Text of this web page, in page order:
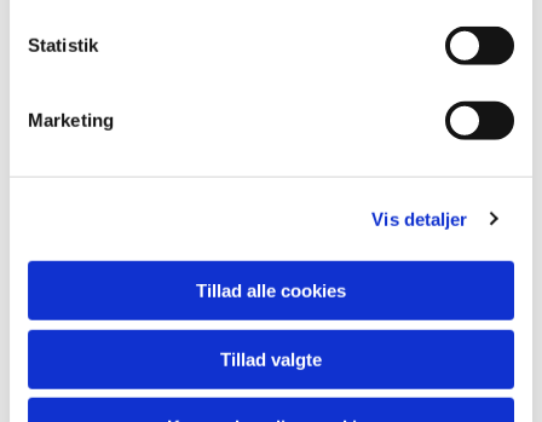
Statistik
Marketing
Vis detaljer
Tillad alle cookies
Tillad valgte
velkommen til at kontakte Amalie på amc@km.dk